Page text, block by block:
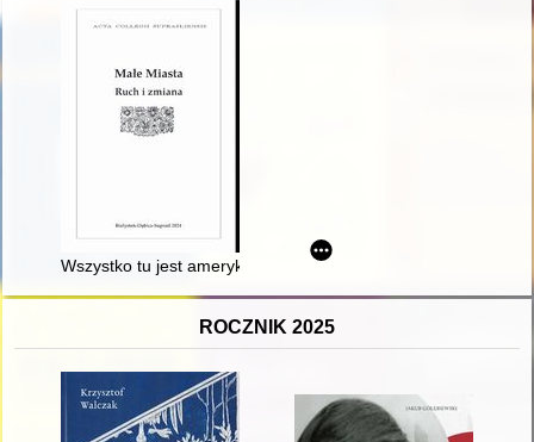
Wszystko tu jest amerykańskie" : o pewnym pensjonacie w
ROCZNIK 2025